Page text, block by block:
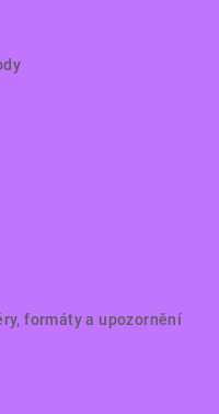
formáty a upozornění